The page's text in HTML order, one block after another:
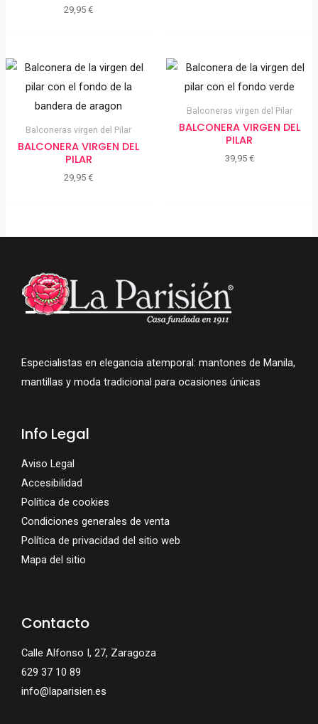
29,95€
Balconeras virgen del Pilar
BALCONERA VIRGEN DEL
PILAR
29,95€
Balconeras virgen del Pilar
BALCONERA VIRGEN DEL
PILAR
39,95 €
Especialistas en elegancia atemporal: mantones de Manila,
mantillas y moda tradicional para ocasiones únicas
Info Legal
Aviso Legal
Accesibilidad
Política de cookies
Condiciones generales de venta
Política de privacidad del sitio web
Mapa del sitio
Contacto
Calle Alfonso I, 27, Zaragoza
629 37 10 89
info@laparisien.es